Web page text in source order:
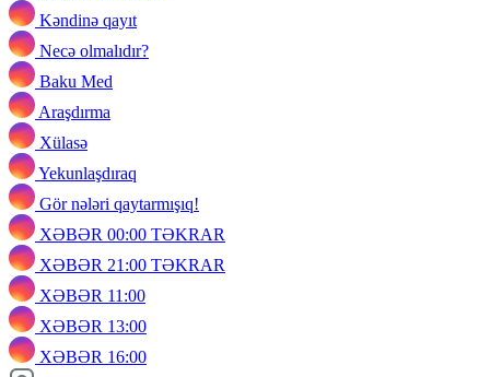
Kəndinə qayıt
Necə olmalıdır?
Baku Med
Araşdırma
Xülasə
Yekunlaşdıraq
Gör nələri qaytarmışıq!
XƏBƏR 00:00 TƏKRAR
XƏBƏR 21:00 TƏKRAR
XƏBƏR 11:00
XƏBƏR 13:00
XƏBƏR 16:00